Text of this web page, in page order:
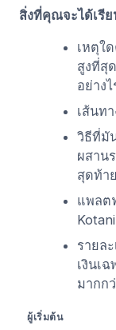
สิ่งที่คุณจะได้เรีย
เหตุใ
สูงที่สุ
อย่างไ
เส้นท
วิธีที่มั
ผสาน
สุดท้าย
แพลต
รายล
เงินเ
มากก
ผู้เริ่มต้น